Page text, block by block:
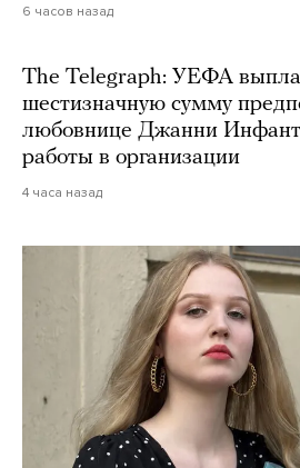
6 часов назад
The Telegraph: УЕФА
шестизначную сумму
любовнице Джанни
работы в организации
4 часа назад